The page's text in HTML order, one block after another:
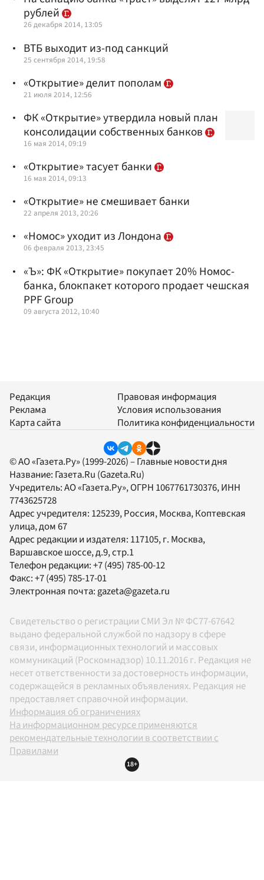
рублей
26 декабря 2014, 13:05
ВТБ выходит из-под санкций
25 сентября 2014, 19:58
«Открытие» делит пополам
21 июля 2014, 12:56
ФК «Открытие» утвердила новый план
консолидации собственных банков
16 мая 2014, 09:19
«Открытие» тасует банки
16 мая 2014, 09:13
«Открытие» не смешивает банки
22 апреля 2013, 20:26
«Номос» уходит из Лондона
06 февраля 2013, 23:45
«Ъ»: ФК «Открытие» покупает 20% Номос-
банка, блокпакет которого продает чешская
PPF Group
09 августа 2012, 10:40
Редакция
Реклама
Карта сайта
Правовая информация
Условия использования
Политика конфиденциальности
© АО «Газета.Ру» (1999-2026) – Главные новости дня
Название: Газета.Ru (Gazeta.Ru)
Учредитель:АО «Газета.Ру», ОГРН 1067761730376, ИНН
7743625728
Адрес учредителя: 125239, Россия, Москва, Коптевская
улица, дом 67
Адрес редакции и издателя: 117105, г. Москва,
Варшавское шоссе, д.9, стр.1
Телефон редакции:+7 (495) 785-00-12
Факс:+7 (495) 785-17-01
Электронная почта:gazeta@gazeta.ru
Свидетельство о регистрации СМИ Эл № ФС77-67642
выдано федеральной службой по надзору в сфере
связи, информационных технологий и массовых
коммуникаций (Роскомнадзор) 10.11.2016 г. Редакция не
несет ответственности за достоверность информации,
содержащейся в рекламных объявлениях. Редакция не
предоставляет справочной информации.
Информация об ограничениях
На информационном ресурсе применяются
рекомендательные технологии в соответствии с
Правилами
18+